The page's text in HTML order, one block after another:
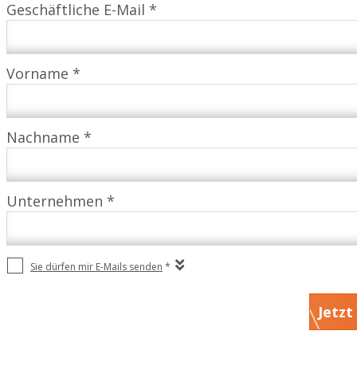
Geschäftliche E-Mail *
Vorname *
Nachname *
Unternehmen *
Sie dürfen mir E-Mails senden *